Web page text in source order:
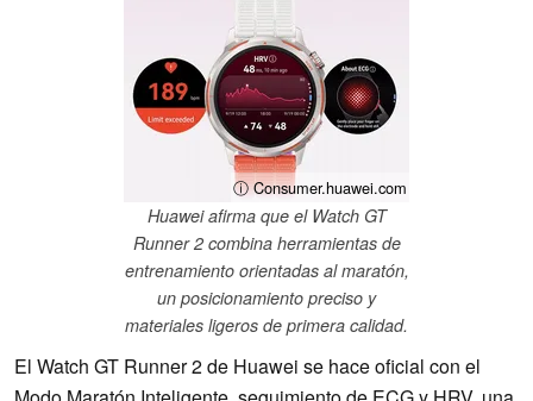
ⓘ Consumer.huawei.com
Huawei afirma que el Watch GT
Runner 2 combina herramientas de
entrenamiento orientadas al maratón,
un posicionamiento preciso y
materiales ligeros de primera calidad.
El Watch GT Runner 2 de Huawei se hace oficial con el